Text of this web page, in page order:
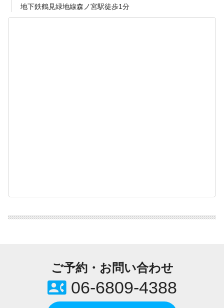
地下鉄鶴見緑地線森ノ宮駅徒歩1分
ご予約・お問い合わせ
contact_phone06-6809-4388